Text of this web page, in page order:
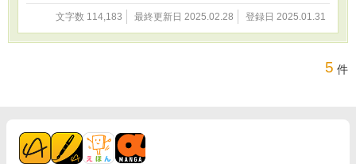
文字数 114,183 最終更新日 2025.02.28 登録日 2025.01.31
5 件